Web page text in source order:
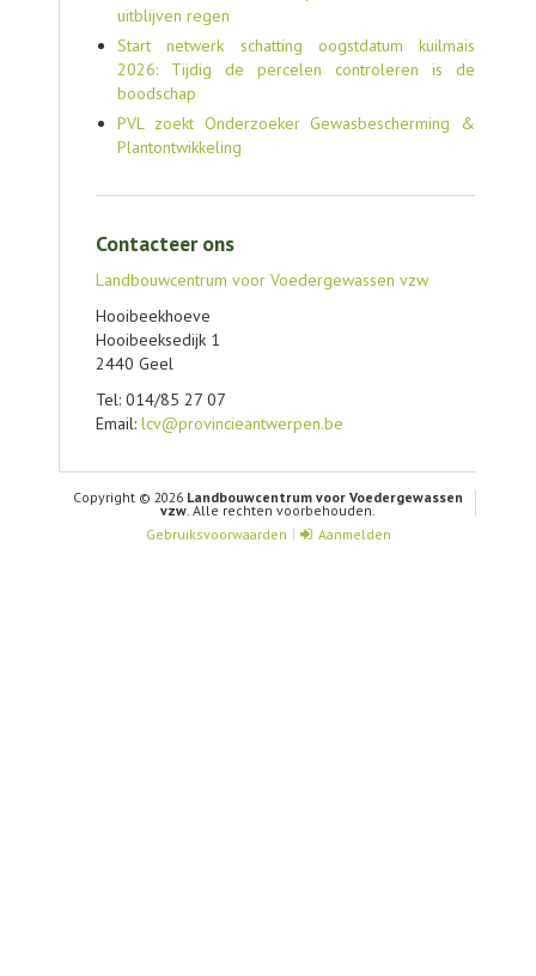
uitblijven regen
Start netwerk schatting oogstdatum kuilmais
2026: Tijdig de percelen controleren is de
boodschap
PVL zoekt Onderzoeker Gewasbescherming &
Plantontwikkeling
Contacteer ons
Landbouwcentrum voor Voedergewassen vzw
Hooibeekhoeve
Hooibeeksedijk 1
2440 Geel
Tel: 014/85 27 07
Email: lcv@provincieantwerpen.be
Copyright © 2026 Landbouwcentrum voor Voedergewassen
vzw. Alle rechten voorbehouden.
Gebruiksvoorwaarden
Aanmelden